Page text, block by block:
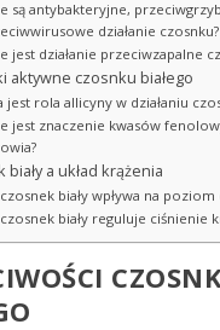
są antybakteryjne,
działanie czosnku?
jest działanie przeciwzapalne
aktywne czosnku białego
jest rola allicyny w działaniu
jest znaczenie kwasów
biały a układ krążenia
czosnek biały wpływa na
czosnek biały reguluje ciśnienie